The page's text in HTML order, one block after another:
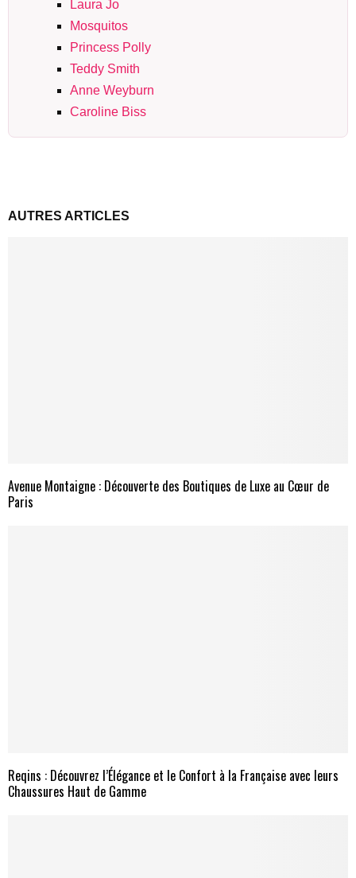
Laura Jo
Mosquitos
Princess Polly
Teddy Smith
Anne Weyburn
Caroline Biss
AUTRES ARTICLES
Avenue Montaigne : Découverte des Boutiques de Luxe au Cœur de
Paris
Reqins : Découvrez l’Élégance et le Confort à la Française avec leurs
Chaussures Haut de Gamme